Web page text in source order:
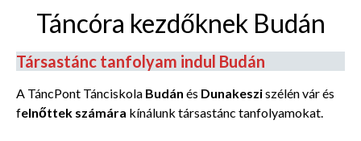
Táncóra kezdőknek Budán
Társastánc tanfolyam indul Budán
A TáncPont Tánciskola Budán és Dunakesziszélén vár és
felnőttek számára kínálunk társastánc tanfolyamokat.